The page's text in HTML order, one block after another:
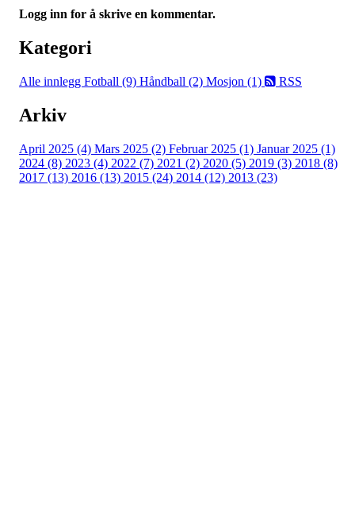
Logg inn for å skrive en kommentar.
Kategori
Alle innlegg Fotball (9) Håndball (2) Mosjon (1) RSS
Arkiv
April 2025 (4) Mars 2025 (2) Februar 2025 (1) Januar 2025 (1)
2024 (8) 2023 (4) 2022 (7) 2021 (2) 2020 (5) 2019 (3) 2018 (8)
2017 (13) 2016 (13) 2015 (24) 2014 (12) 2013 (23)